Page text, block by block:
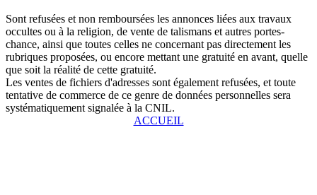
Sont refusées et non remboursées les annonces liées aux travaux
occultes ou à la religion, de vente de talismans et autres portes-
chance, ainsi que toutes celles ne concernant pas directement les
rubriques proposées, ou encore mettant une gratuité en avant, quelle
que soit la réalité de cette gratuité.
Les ventes de fichiers d'adresses sont également refusées, et toute
tentative de commerce de ce genre de données personnelles sera
systématiquement signalée à la CNIL.
ACCUEIL